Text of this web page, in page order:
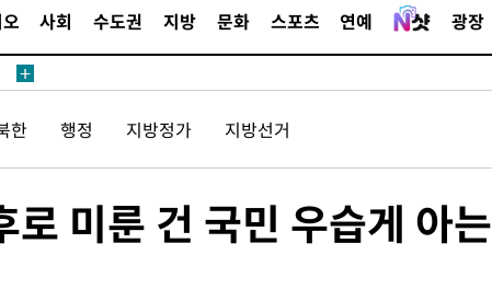
사회 수도권 지방 문화 스포츠 연예 광장
"
한 행정 지방정가 지방선거
미룬 건 국민 우습게 아는